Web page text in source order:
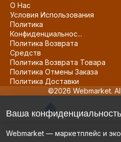
О Нас
Условия Использования
Политика
Конфиденциальнос...
Политика Возврата
Средств
Политика Возврата Товара
Политика Отмены Заказа
Политика Доставки
©2026 Webmarket.
Ваша
Webmarket — маркетплейс и